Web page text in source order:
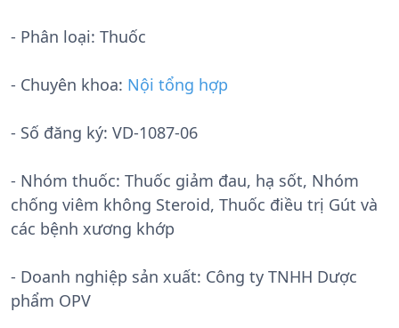
- Phân loại: Thuốc
- Chuyên khoa: Nội tổng hợp
- Số đăng ký: VD-1087-06
- Nhóm thuốc: Thuốc giảm đau, hạ sốt, Nhóm
chống viêm không Steroid, Thuốc điều trị Gút và
các bệnh xương khớp
- Doanh nghiệp sản xuất: Công ty TNHH Dược
phẩm OPV